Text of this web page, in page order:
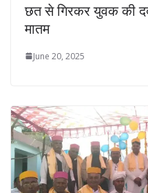
छत से गिरकर युवक की
मातम
June 20, 2025